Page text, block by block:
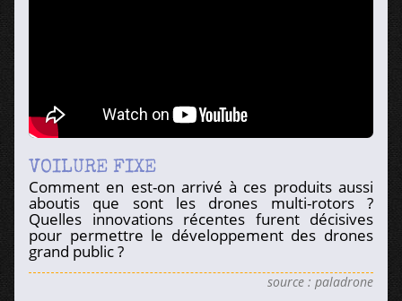
VOILURE FIXE
Comment en est-on arrivé à ces produits aussi
aboutis que sont les drones multi-rotors ?
Quelles innovations récentes furent décisives
pour permettre le développement des drones
grand public ?
source : paladrone